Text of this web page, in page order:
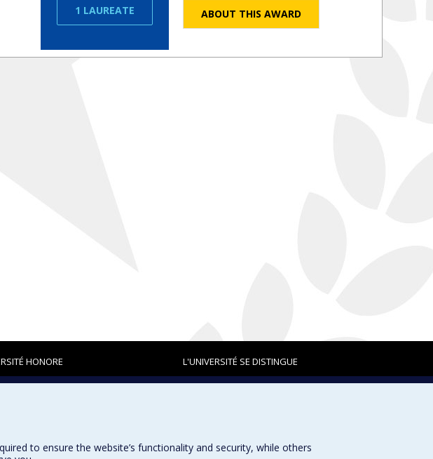
1 LAUREATE ABOUT THIS AWARD
HONORE L'UNIVERSITÉ SE DISTINGUE
to ensure the website’s functionality and security, while others